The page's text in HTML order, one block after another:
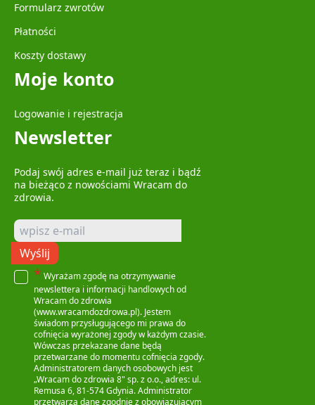
Formularz zwrotów
Płatności
Koszty dostawy
Moje konto
Logowanie i rejestracja
Newsletter
Podaj swój adres e-mail już teraz i bądź
na bieżąco z nowościami Wracam do
zdrowia.
Wyślij
* Wyrażam zgodę na otrzymywanie
newslettera i informacji handlowych od
Wracam do zdrowia
(www.wracamdozdrowa.pl). Jestem
świadom przysługującego mi prawa do
cofnięcia wyrażonej zgody w każdym czasie.
Wówczas przekazane dane będą
przetwarzane do momentu cofnięcia zgody.
Administratorem danych osobowych jest
„Wracam do zdrowia 8" sp. z o.o., adres: ul.
Remusa 6, 81-574 Gdynia. Administrator
przetwarza dane zgodnie z obowiązującym